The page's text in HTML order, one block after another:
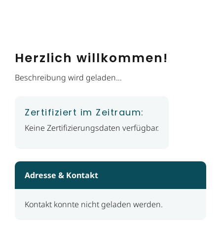
Herzlich willkommen!
Beschreibung wird geladen…
Zertifiziert im Zeitraum:
Keine Zertifizierungsdaten verfügbar.
Adresse & Kontakt
Kontakt konnte nicht geladen werden.